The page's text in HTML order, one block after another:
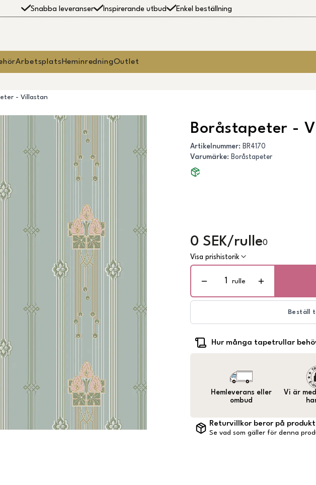
Snabba leveranser Inspirerande utbud Enkel beställning
Arbetsplats HeminredningOutlet
- Villastan
Boråstapeter -
Artikelnummer: BR4170
Varumärke: Boråstapeter
0 SEK/rulle0
Visa prishistorik
rulle
Beställ
Hur många tapetrullar
Hemleverans eller
ombud
Vi är
Returvillkor beror på
Se vad som gäller för denna